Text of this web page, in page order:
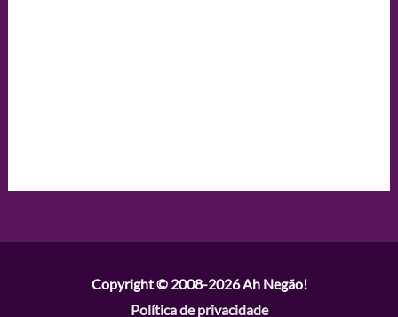
Copyright © 2008-2026Ah Negão!
Política de privacidade